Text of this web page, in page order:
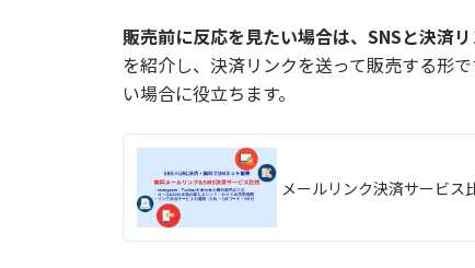
集客をサービス任せにしない
まとめ
よくある質問
個人でもネットショップは開業できます
無料で始められるネットショップサービ
BASEとSTORESはどちらを選ぶべきです
販売前に反応を見たい場合は、SNSと決済
を紹介し、決済リンクを送って販売する形
い場合に役立ちます。
メールリンク決済サービス